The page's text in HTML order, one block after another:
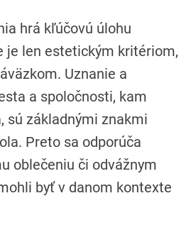
hrá kľúčovú úlohu
je len estetickým kritériom,
Uznanie a
a spoločnosti, kam
sú základnými znakmi
Preto sa odporúča
oblečeniu či odvážnym
byť v danom kontexte